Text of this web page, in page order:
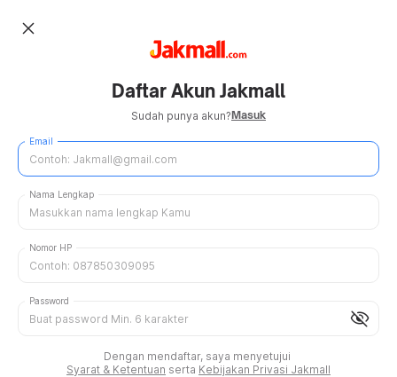
close
Daftar Akun Jakmall
Sudah punya akun?Masuk
Email
Nama Lengkap
Nomor HP
visibility_off
Password
Dengan mendaftar, saya menyetujui
Syarat & Ketentuan serta Kebijakan Privasi Jakmall